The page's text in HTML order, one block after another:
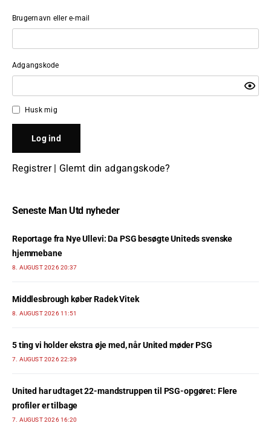
Brugernavn eller e-mail
Adgangskode
Husk mig
Registrer| Glemt din adgangskode?
Seneste Man Utd nyheder
Reportage fra Nye Ullevi: Da PSG besøgte Uniteds svenske
hjemmebane
8. AUGUST 2026 20:37
Middlesbrough køber Radek Vitek
8. AUGUST 2026 11:51
5 ting vi holder ekstra øje med, når United møder PSG
7. AUGUST 2026 22:39
United har udtaget 22-mandstruppen til PSG-opgøret: Flere
profiler er tilbage
7. AUGUST 2026 16:20